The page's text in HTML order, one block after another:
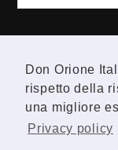
Don Orione
rispetto della
una migliore
Privacy policy
F
Y
o